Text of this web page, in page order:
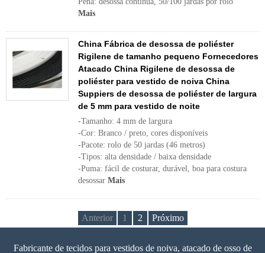
Mais
China Fábrica de desossa de poliéster
Rigilene de tamanho pequeno Fornecedores
Atacado China Rigilene de desossa de
poliéster para vestido de noiva China
Suppiers de desossa de poliéster de largura
de 5 mm para vestido de noite
-Tamanho: 4 mm de largura
-Cor: Branco / preto, cores disponíveis
-Pacote: rolo de 50 jardas (46 metros)
-Tipos: alta densidade / baixa densidade
-Puma: fácil de costurar, durável, boa para costura
desossar Mais
Anterior 1 2 Próximo
Fabricante de tecidos para vestidos de noiva, atacado de osso de